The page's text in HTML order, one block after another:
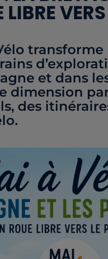
LIBRE
et dans
dimension
des